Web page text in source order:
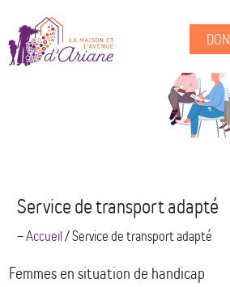
DON
Service de transport adapté
--Accueil/Service de transport adapté
Femmes en situation de handicap